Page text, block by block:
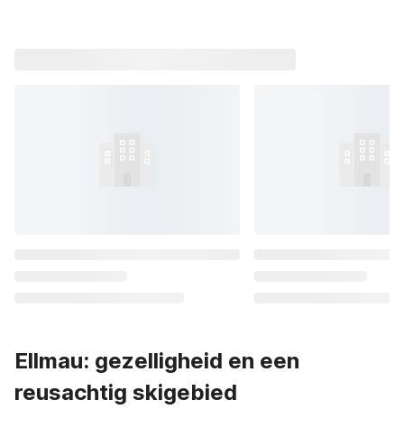
Ellmau: gezelligheid en een
reusachtig skigebied